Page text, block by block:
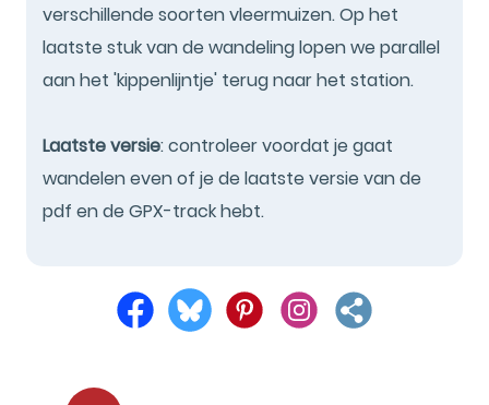
verschillende soorten vleermuizen. Op het
laatste stuk van de wandeling lopen we parallel
aan het 'kippenlijntje' terug naar het station.
Laatste versie: controleer voordat je gaat
wandelen even of je de laatste versie van de
pdf en de GPX-track hebt.